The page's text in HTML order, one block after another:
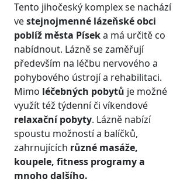
Tento jihočeský komplex se nachází
vestejnojmenné lázeňské obci
poblíž města Píseka má určitě co
nabídnout. Lázně se zaměřují
především na léčbu nervového a
pohybového ústrojí a rehabilitaci.
Mimo léčebných pobytů je možné
využít též týdenní či víkendové
relaxační pobyty. Lázně nabízí
spoustu možností a balíčků,
zahrnujících různé masáže,
koupele, fitness programy a
mnoho dalšího.